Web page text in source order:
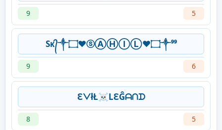
9 5
Sᴋ᭄༒۝♥ⓢⒶⒽⒾⓁ♥۝༒⁹⁹
9 6
ℇᐯłŁ☠LℇĜᗩᑎᗪ
8 5